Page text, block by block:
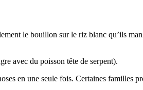
le bouillon sur le riz blanc qu’ils
avec du poisson tête de serpent).
en une seule fois. Certaines familles